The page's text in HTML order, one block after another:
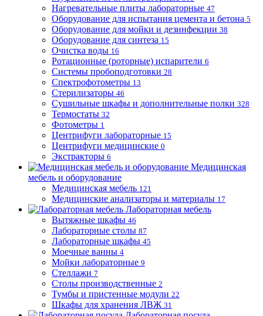
Нагревательные плиты лабораторные 47
Оборудование для испытания цемента и бетона 5
Оборудование для мойки и дезинфекции 38
Оборудование для синтеза 15
Очистка воды 16
Ротационные (роторные) испарители 6
Системы пробоподготовки 28
Спектрофотометры 13
Стерилизаторы 46
Сушильные шкафы и дополнительные полки 328
Термостаты 32
Фотометры 1
Центрифуги лабораторные 15
Центрифуги медицинские 0
Экстракторы 6
Медицинская
мебель и оборудование
Медицинская мебель 121
Медицинские анализаторы и материалы 17
Лабораторная мебель
Вытяжные шкафы 46
Лабораторные столы 87
Лабораторные шкафы 45
Моечные ванны 4
Мойки лабораторные 9
Стеллажи 7
Столы производственные 2
Тумбы и пристенные модули 22
Шкафы для хранения ЛВЖ 31